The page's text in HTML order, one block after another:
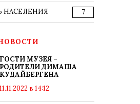
НАСЕЛЕНИЯ 7
ГОСТИ МУЗЕЯ –
РОДИТЕЛИ ДИМАША
КУДАЙБЕРГЕНА
11.11.2022 в 14:12